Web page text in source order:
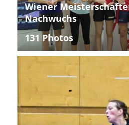
Wiener
Nachwuchs
131 Photos